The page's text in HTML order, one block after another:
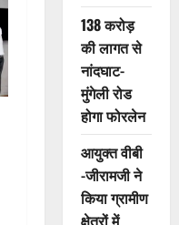
138 करोड़
की लागत से
नांदघाट-
मुंगेली रोड
होगा फोरलेन
आयुक्त वीबी
-जीरामजी ने
किया ग्रामीण
क्षेत्रों में